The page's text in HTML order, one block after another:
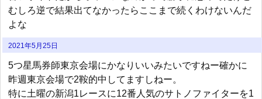
むしろ逆で結果出てなかったらここまで続くわけないんだ
よな
2021年5月25日
5つ星馬券師東京会場にかなりいいみたいですねー確かに
昨週東京会場で2鞍的中してますしねー。
特に土曜の新潟1レースに12番人気のサトノファイターを1